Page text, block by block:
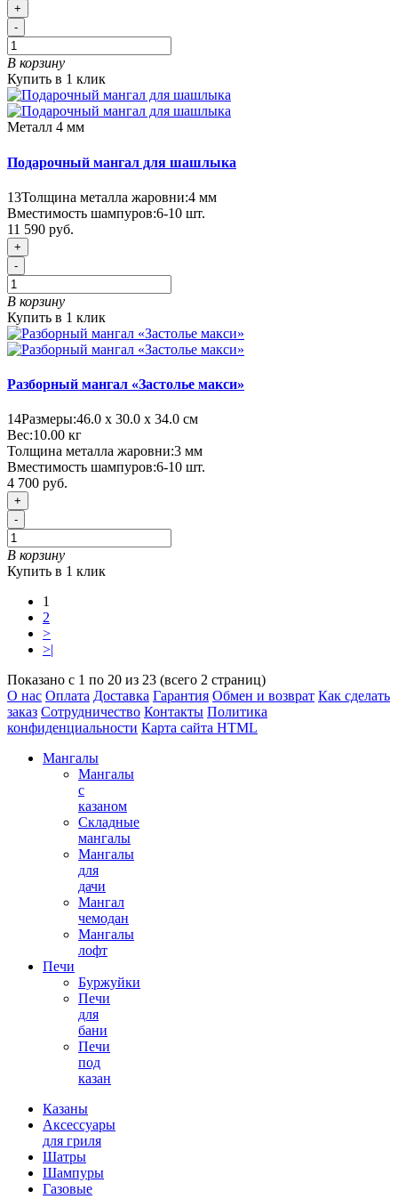
+
-
В корзину
Купить в 1 клик
Металл 4 мм
Подарочный мангал для шашлыка
13Толщина металла жаровни:4 мм
Вместимость шампуров:6-10 шт.
11 590 руб.
+
-
В корзину
Купить в 1 клик
Разборный мангал «Застолье макси»
14Размеры:46.0 х 30.0 х 34.0 см
Вес:10.00 кг
Толщина металла жаровни:3 мм
Вместимость шампуров:6-10 шт.
4 700 руб.
+
-
В корзину
Купить в 1 клик
1
2
>
>|
Показано с 1 по 20 из 23 (всего 2 страниц)
О нас Оплата Доставка Гарантия Обмен и возврат Как сделать
заказ Сотрудничество Контакты Политика
конфиденциальности Карта сайта HTML
Мангалы
Мангалы
с
казаном
Складные
мангалы
Мангалы
для
дачи
Мангал
чемодан
Мангалы
лофт
Печи
Буржуйки
Печи
для
бани
Печи
под
казан
Казаны
Аксессуары
для гриля
Шатры
Шампуры
Газовые